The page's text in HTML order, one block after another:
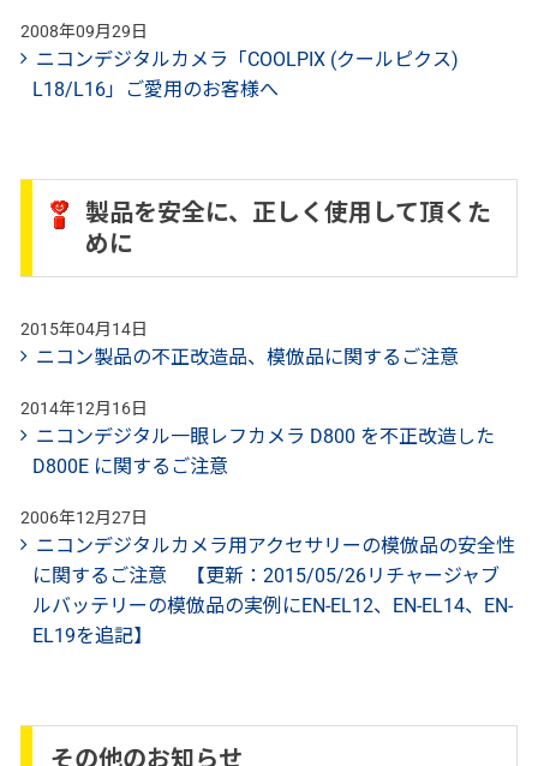
2008年09月29日
ニコンデジタルカメラ「COOLPIX (クールピクス)
L18/L16」ご愛用のお客様へ
製品を安全に、正しく使用して頂くた
めに
2015年04月14日
ニコン製品の不正改造品、模倣品に関するご注意
2014年12月16日
ニコンデジタル一眼レフカメラ D800 を不正改造した
D800E に関するご注意
2006年12月27日
ニコンデジタルカメラ用アクセサリーの模倣品の安全性
に関するご注意 【更新：2015/05/26リチャージャブ
ルバッテリーの模倣品の実例にEN-EL12、EN-EL14、EN-
EL19を追記】
その他のお知らせ